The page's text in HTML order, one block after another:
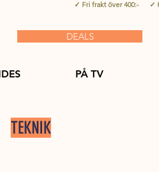
PÅ TV
✓ Fri frakt över 400:- ✓
DEALS
TEKNIK